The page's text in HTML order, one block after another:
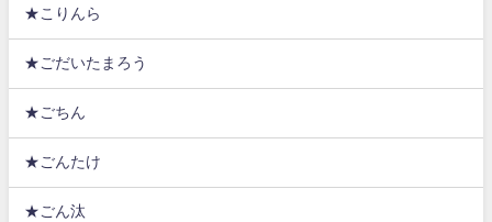
★こりんら
★ごだいたまろう
★ごちん
★ごんたけ
★ごん汰